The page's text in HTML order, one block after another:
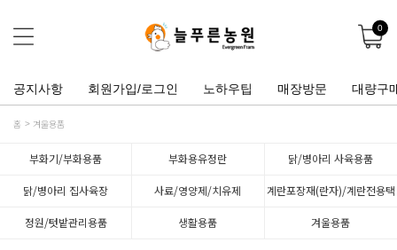
0
공지사항 회원가입/로그인 노하우팁 매장방문 대량구
홈 겨울용품
부화기/부화용품 부화용유정란 닭/병아리 사육용품
닭/병아리 집사육장 사료/영양제/치유제
계란포장재(란자)/계란전용택
배박스
정원/텃밭관리용품 생활용품 겨울용품